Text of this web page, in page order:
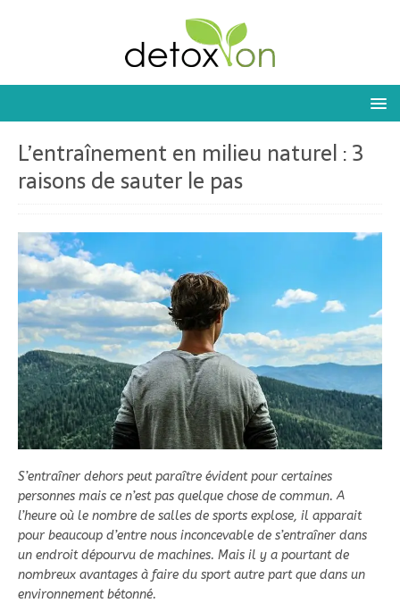
L’entraînement en milieu naturel : 3
raisons de sauter le pas
S’entraîner dehors peut paraître évident pour certaines
personnes mais ce n’est pas quelque chose de commun. A
l’heure où le nombre de salles de sports explose, il apparait
pour beaucoup d’entre nous inconcevable de s’entraîner dans
un endroit dépourvu de machines. Mais il y a pourtant de
nombreux avantages à faire du sport autre part que dans un
environnement bétonné.